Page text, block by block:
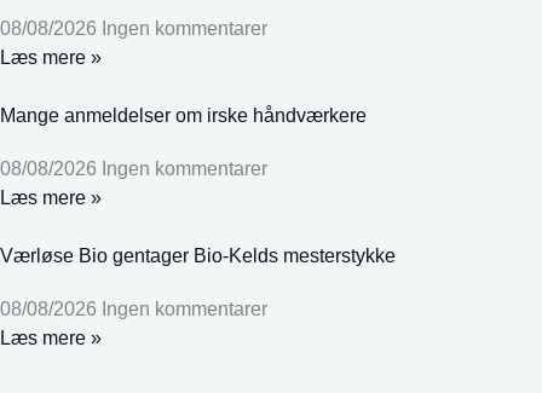
08/08/2026 Ingen kommentarer
Læs mere »
Mange anmeldelser om irske håndværkere
08/08/2026 Ingen kommentarer
Læs mere »
Værløse Bio gentager Bio-Kelds mesterstykke
08/08/2026 Ingen kommentarer
Læs mere »